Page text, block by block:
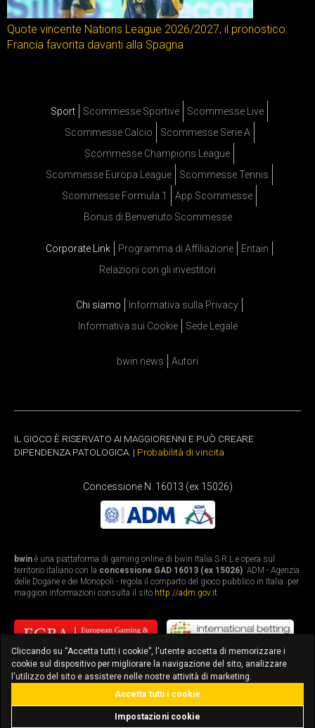
Quote vincente Nations League 2026/2027, il pronostico:
Francia favorita davanti alla Spagna
Sport Scommesse Sportive
Scommesse Live
Scommesse Calcio
Scommesse Serie A
Scommesse Champions League
Scommesse Europa League
Scommesse Tennis
Scommesse Formula 1
App Scommesse
Bonus di Benvenuto Scommesse
Corporate Link Programma di Affiliazione
Entain
Relazioni con gli investitori
Chi siamo
Informativa sulla Privacy
Informativa sui Cookie
Sede Legale
bwin news Autori
IL GIOCO È RISERVATO AI MAGGIORENNI E PUÒ CREARE
DIPENDENZA PATOLOGICA. | Probabilità di vincita
Concessione N. 16013 (ex 15026)
bwin è una piattaforma di gaming online di bwin Italia S.R.L e opera sul
territorio italiano con la concessione GAD 16013 (ex 15026). ADM - Agenzia
delle Dogane e dei Monopoli - regola il comparto del gioco pubblico in Italia: per
maggiori informazioni consulta il sito http://adm.gov.it
bonus fino a 3.010€ scarica l'app
Cliccando su “Accetta tutti i cookie”, l'utente accetta di memorizzare i
cookie sul dispositivo per migliorare la navigazione del sito, analizzare
l'utilizzo del sito e assistere nelle nostre attività di marketing.
Impostazioni cookie
Accetta tutti i cookie